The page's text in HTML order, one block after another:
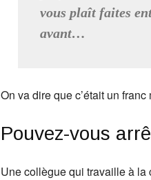
vous plaît faites
avant…
On va dire que c’était un
Pouvez-vous
Une collègue qui travaille à la